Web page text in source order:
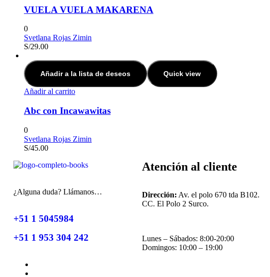
VUELA VUELA MAKARENA
0
Svetlana Rojas Zimin
S/29.00
Añadir a la lista de deseos Quick view
Añadir al carrito
Abc con Incawawitas
0
Svetlana Rojas Zimin
S/45.00
¿Alguna duda? Llámanos…
+51 1 5045984
+51 1 953 304 242
Atención al cliente
Dirección: Av. el polo 670 tda B102.
CC. El Polo 2 Surco.
Lunes – Sábados: 8:00-20:00
Domingos: 10:00 – 19:00